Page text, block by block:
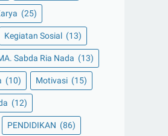
(25)
Kegiatan Sosial (13)
Sabda Ria Nada (13)
(10) Motivasi (15)
(12)
PENDIDIKAN (86)